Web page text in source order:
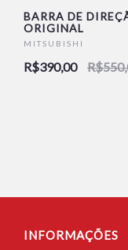
BARRA DE
ORIGINAL
MITSUBISHI
R$390,00
INFORMAÇÕES